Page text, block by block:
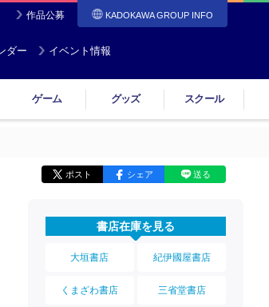
作品公募 KADOKAWA GROUP INFO
ダー イベント情報
ゲーム グッズ スクール
ポスト シェア 送る
書店在庫を見る
大垣書店 紀伊國屋書店
くまざわ書店 三省堂書店